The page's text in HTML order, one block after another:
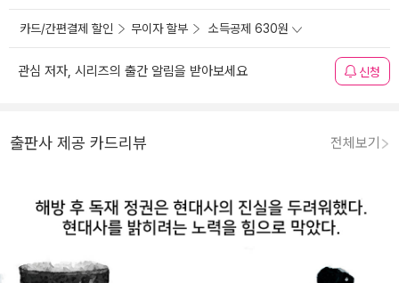
카드/간편결제 할인 무이자 할부 소득공제 630원
관심 저자, 시리즈의 출간 알림을 받아보세요 신청
출판사 제공 카드리뷰 전체보기